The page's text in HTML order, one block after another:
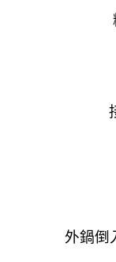
外鍋倒